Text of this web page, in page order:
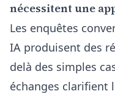
nécessitent une
Les enquêtes
IA produisent des
delà des simples
échanges clarifient